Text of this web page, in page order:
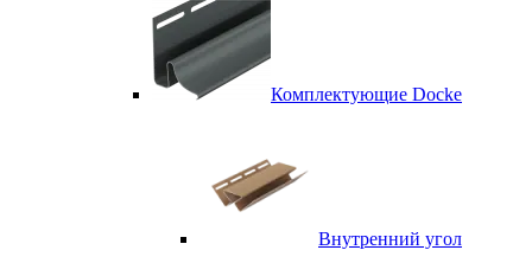
Комплектующие Docke
Внутренний угол